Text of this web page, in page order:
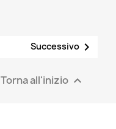
Successivo 
Torna all'inizio 